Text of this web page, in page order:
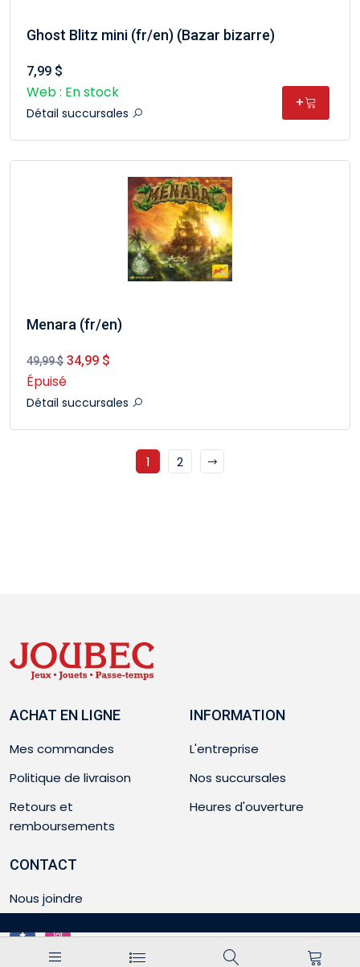
Ghost Blitz mini (fr/en) (Bazar bizarre)
7,99 $
Web : En stock
Détail succursales
+
Menara (fr/en)
49,99 $ 34,99 $
Épuisé
Détail succursales
1 2
ACHAT EN LIGNE
Mes commandes
Politique de livraison
Retours et
remboursements
INFORMATION
L'entreprise
Nos succursales
Heures d'ouverture
CONTACT
Nous joindre